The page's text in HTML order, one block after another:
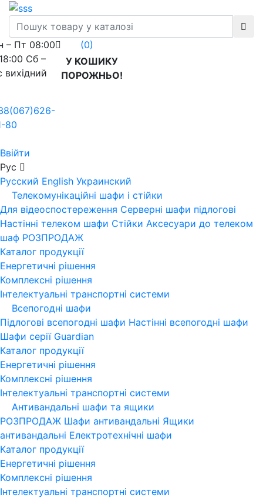
– Пт 08:00
Сб –
вихідний
80
(0)
У КОШИКУ
ПОРОЖНЬО!
Ввійти
Рус
Русский English Украинский
Телекомунікаційні шафи і стійки
Для відеоспостереження Серверні шафи підлогові
Настінні телеком шафи Стійки Аксесуари до телеком
шаф РОЗПРОДАЖ
Каталог продукції
Енергетичні рішення
Комплексні рішення
Інтелектуальні транспортні системи
Всепогодні шафи
Підлогові всепогодні шафи Настінні всепогодні шафи
Шафи серії Guardian
Каталог продукції
Енергетичні рішення
Комплексні рішення
Інтелектуальні транспортні системи
Антивандальні шафи та ящики
РОЗПРОДАЖ Шафи антивандальні Ящики
антивандальні Електротехнічні шафи
Каталог продукції
Енергетичні рішення
Комплексні рішення
Інтелектуальні транспортні системи